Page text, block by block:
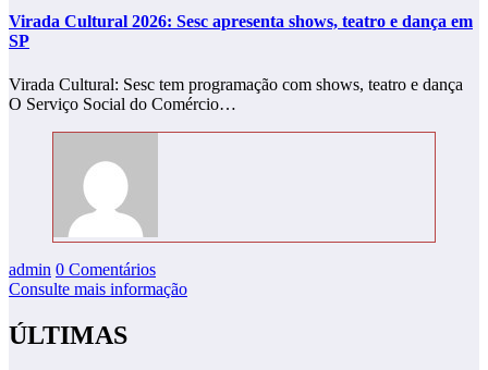
Virada Cultural 2026: Sesc apresenta shows, teatro e dança em
SP
Virada Cultural: Sesc tem programação com shows, teatro e dança
O Serviço Social do Comércio…
admin 0 Comentários
Consulte mais informação
ÚLTIMAS